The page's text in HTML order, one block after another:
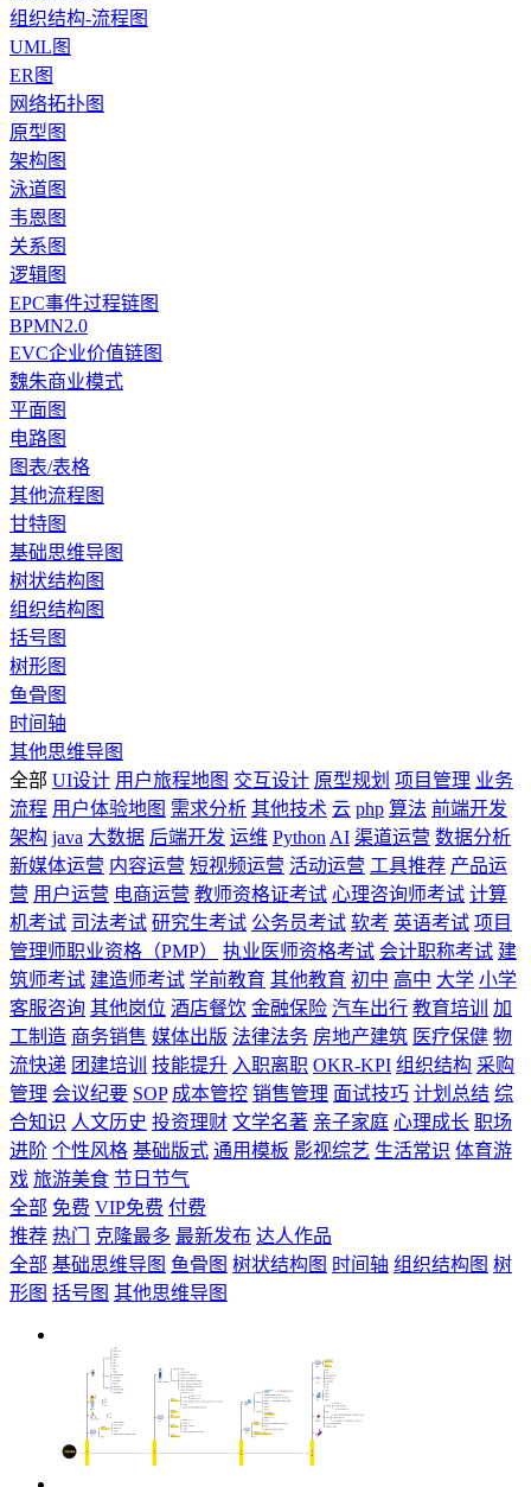
组织结构-流程图
UML图
ER图
网络拓扑图
原型图
架构图
泳道图
韦恩图
关系图
逻辑图
EPC事件过程链图
BPMN2.0
EVC企业价值链图
魏朱商业模式
平面图
电路图
图表/表格
其他流程图
甘特图
基础思维导图
树状结构图
组织结构图
括号图
树形图
鱼骨图
时间轴
其他思维导图
全部 UI设计 用户旅程地图 交互设计 原型规划 项目管理 业务
流程 用户体验地图 需求分析 其他技术 云 php 算法 前端开发
架构 java 大数据 后端开发 运维 Python AI 渠道运营 数据分析
新媒体运营 内容运营 短视频运营 活动运营 工具推荐 产品运
营 用户运营 电商运营 教师资格证考试 心理咨询师考试 计算
机考试 司法考试 研究生考试 公务员考试 软考 英语考试 项目
管理师职业资格（PMP）
执业医师资格考试 会计职称考试 建
筑师考试 建造师考试 学前教育 其他教育 初中 高中 大学 小学
客服咨询 其他岗位 酒店餐饮 金融保险 汽车出行 教育培训
加
工制造 商务销售 媒体出版 法律法务 房地产建筑 医疗保健 物
流快递 团建培训 技能提升 入职离职 OKR-KPI 组织结构 采购
管理 会议纪要 SOP 成本管控 销售管理 面试技巧 计划总结 综
合知识 人文历史 投资理财 文学名著 亲子家庭 心理成长 职场
进阶 个性风格 基础版式 通用模板 影视综艺 生活常识 体育游
戏 旅游美食 节日节气
全部 免费 VIP免费 付费
推荐 热门 克隆最多 最新发布 达人作品
全部 基础思维导图 鱼骨图 树状结构图 时间轴 组织结构图 树
形图 括号图 其他思维导图